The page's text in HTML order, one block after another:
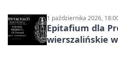
1 października 2026,
Epitafium dla
wierszalińskie